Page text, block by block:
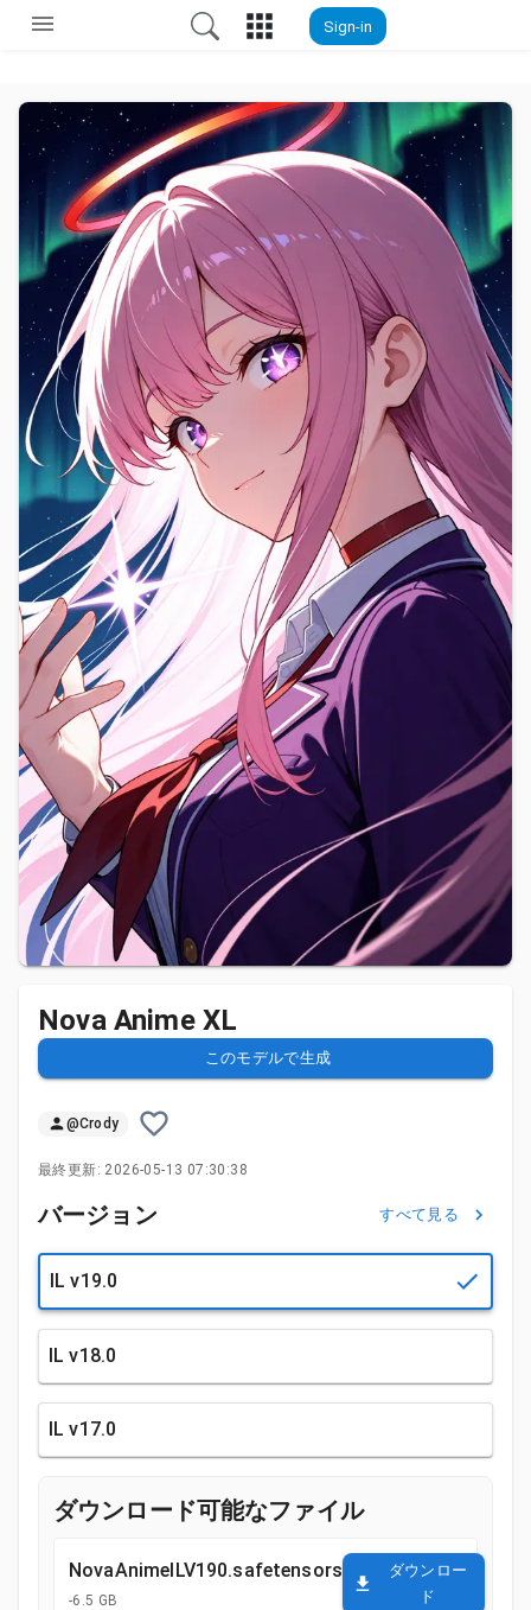
Sign-in
Nova Anime XL
このモデルで生成
@Crody
最終更新: 2026-05-13 07:30:38
バージョン すべて見る
IL v19.0
IL v18.0
IL v17.0
ダウンロード可能なファイル
NovaAnimeILV190.safetensors
-6.5 GB
ダウンロー
ド